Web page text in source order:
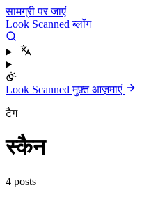
सामग्री पर जाएं
Look Scanned ब्लॉग
Look Scanned मुफ़्त आज़माएं
टैग
स्कैन
4 posts